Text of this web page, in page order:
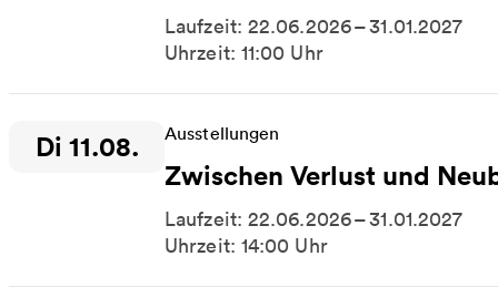
Laufzeit: 22.06.2026 – 31.01.2027
Uhrzeit: 11:00 Uhr
Zeitpunkt der Veranstaltung:
Di 11.08. Ausstellungen
Zwischen Verlust und
Laufzeit: 22.06.2026 – 31.01.2027
Uhrzeit: 14:00 Uhr